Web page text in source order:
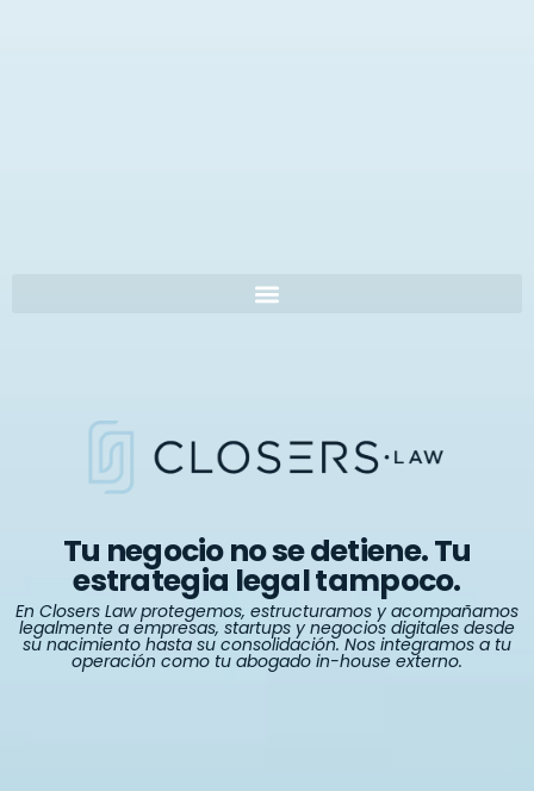
Tu negocio no se detiene. Tu
estrategia legal tampoco.
En Closers Law protegemos, estructuramos y acompañamos
legalmente a empresas, startups y negocios digitales desde
su nacimiento hasta su consolidación. Nos integramos a tu
operación como tu abogado in-house externo.